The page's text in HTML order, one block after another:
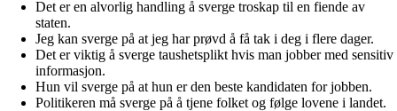
Det er en alvorlig handling å sverge troskap til en fiende av
staten.
Jeg kan sverge på at jeg har prøvd å få tak i deg i flere dager.
Det er viktig å sverge taushetsplikt hvis man jobber med sensitiv
informasjon.
Hun vil sverge på at hun er den beste kandidaten for jobben.
Politikeren må sverge på å tjene folket og følge lovene i landet.